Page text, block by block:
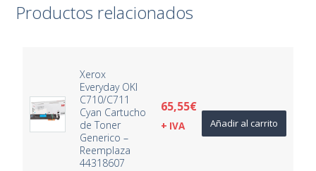
Productos relacionados
Xerox
Everyday OKI
C710/C711
Cyan Cartucho
de Toner
Generico –
Reemplaza
44318607
65,55€
+ IVA Añadir al carrito